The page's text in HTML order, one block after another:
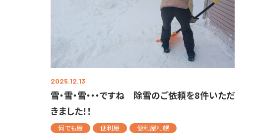
2025.12.13
雪・雪・雪・・・ですね 除雪のご依頼を8件いただ
きました！！
何でも屋 便利屋
便利屋札幌